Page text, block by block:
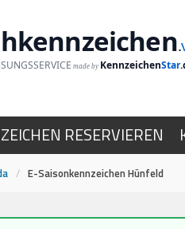
.
made by KennzeichenStar
RESERVIEREN
/ E-Saisonkennzeichen Hünfeld